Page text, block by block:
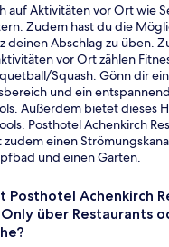
auf Aktivitäten vor Ort wie
Zudem hast du die
deinen Abschlag zu üben.
vor Ort zählen
Squash. Gönn dir
und ein
Außerdem bietet dieses
Posthotel Achenkirch
zudem einen
und einen Garten.
Posthotel Achenkirch
über Restaurants